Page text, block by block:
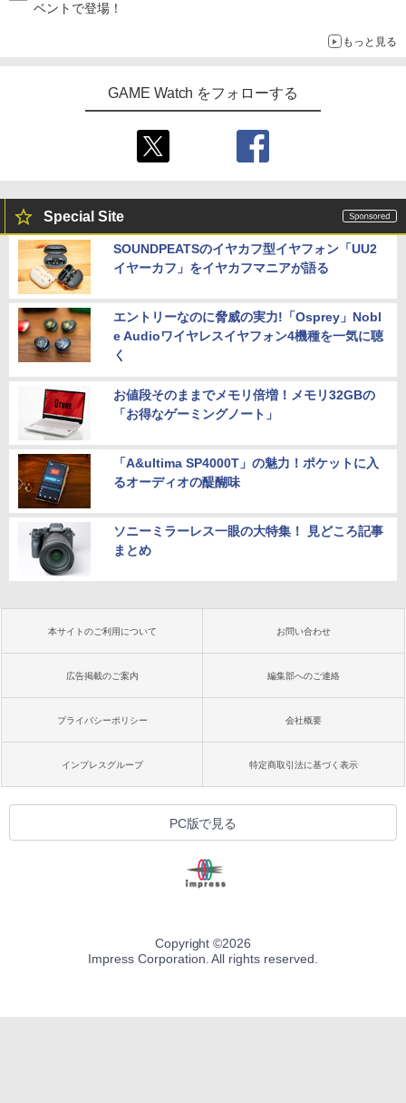
ベントで登場！
もっと見る
GAME Watch をフォローする
Special Site
SOUNDPEATSのイヤカフ型イヤフォン「UU2
イヤーカフ」をイヤカフマニアが語る
エントリーなのに脅威の実力!「Osprey」Nobl
e Audioワイヤレスイヤフォン4機種を一気に聴
く
お値段そのままでメモリ倍増！メモリ32GBの
「お得なゲーミングノート」
「A&ultima SP4000T」の魅力！ポケットに入
るオーディオの醍醐味
ソニーミラーレス一眼の大特集！ 見どころ記事
まとめ
本サイトのご利用について お問い合わせ
広告掲載のご案内 編集部へのご連絡
プライバシーポリシー 会社概要
インプレスグループ 特定商取引法に基づく表示
PC版で見る
Copyright ©2026
Impress Corporation. All rights reserved.